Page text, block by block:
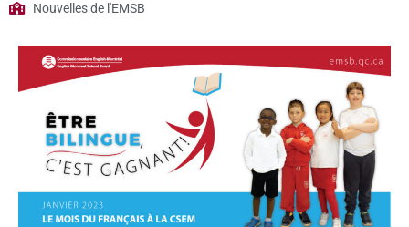
Nouvelles de l'EMSB